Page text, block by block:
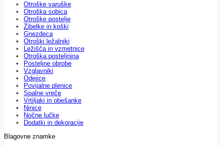
Otroške varuške
Otroška sobica
Otroške postelje
Zibelke in koški
Gnezdeca
Otroški ležalniki
Ležišča in vzmetnice
Otroška posteljnina
Posteljne obrobe
Vzglavniki
Odejice
Povijalne plenice
Spalne vreče
Vrtiljaki in obešanke
Ninice
Nočne lučke
Dodatki in dekoracije
Blagovne znamke